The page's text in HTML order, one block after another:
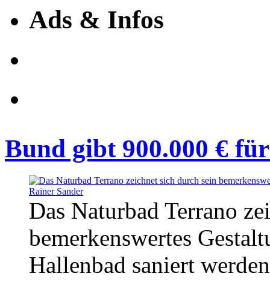
Ads & Infos
Bund gibt 900.000 €
Das Naturbad Terrano
bemerkenswertes
Hallenbad saniert